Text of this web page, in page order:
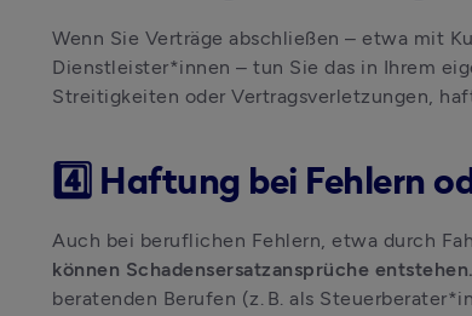
Wenn Sie Verträge abschließen – etwa mit
Dienstleister*innen – tun Sie das in Ihrem
Streitigkeiten oder Vertragsverletzungen,
4️⃣ Haftung bei Fehlern
Auch bei beruflichen Fehlern, etwa durch
können Schadensersatzansprüche entstehen.
beratenden Berufen (z. B. als